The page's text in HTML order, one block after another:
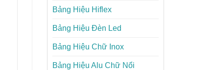
Bảng Hiệu Hiflex
Bảng Hiệu Đèn Led
Bảng Hiệu Chữ Inox
Bảng Hiệu Alu Chữ Nổi